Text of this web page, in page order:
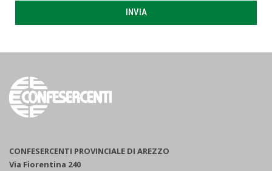
INVIA
CONFESERCENTI PROVINCIALE DI AREZZO
Via Fiorentina 240